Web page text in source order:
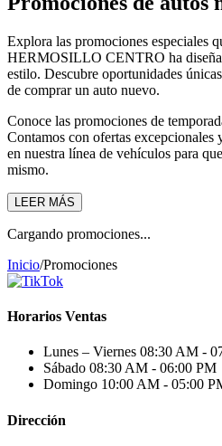
Explora las promociones especiales
HERMOSILLO CENTRO ha
estilo. Descubre oportunidades
de comprar un auto nuevo.
Conoce las promociones de
Contamos con ofertas excepcionales
en nuestra línea de vehículos para
mismo.
LEER MÁS
Cargando promociones...
Inicio/Promociones
Horarios Ventas
Lunes – Viernes 08:30 AM -
Sábado 08:30 AM - 06:00 PM
Domingo 10:00 AM - 05:00
Dirección